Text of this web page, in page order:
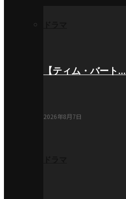
【ティム・バート…
2026年8月7日